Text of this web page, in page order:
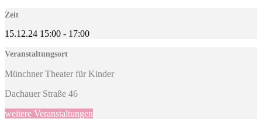
Zeit
15.12.24 15:00 - 17:00
Veranstaltungsort
Münchner Theater für Kinder
Dachauer Straße 46
weitere Veranstaltungen